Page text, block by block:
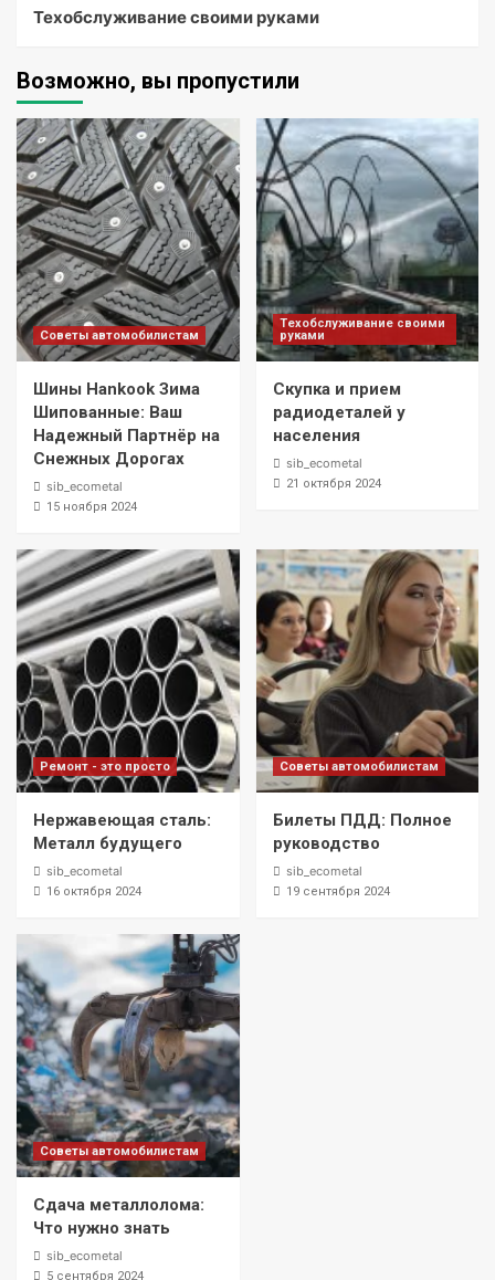
Техобслуживание своими руками
Возможно, вы пропустили
Советы автомобилистам
Шины Hankook Зима
Шипованные: Ваш
Надежный Партнёр на
Снежных Дорогах
sib_ecometal
15 ноября 2024
Техобслуживание своими
руками
Скупка и прием
радиодеталей у
населения
sib_ecometal
21 октября 2024
Ремонт - это просто
Нержавеющая сталь:
Металл будущего
sib_ecometal
16 октября 2024
Советы автомобилистам
Билеты ПДД: Полное
руководство
sib_ecometal
19 сентября 2024
Советы автомобилистам
Сдача металлолома:
Что нужно знать
sib_ecometal
5 сентября 2024